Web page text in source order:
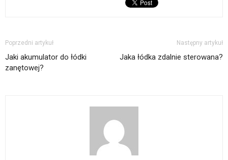
Poprzedni artykuł
Jaki akumulator do łódki
zanętowej?
Następny artykuł
Jaka łódka zdalnie sterowana?